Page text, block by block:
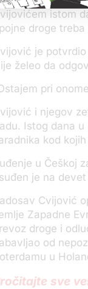
istom
droge
je
želeo da
pri
i njegov
Istog dana
kod
u Češkoj
je na
Cvijović
Zapadne
droge i
od
u
sve